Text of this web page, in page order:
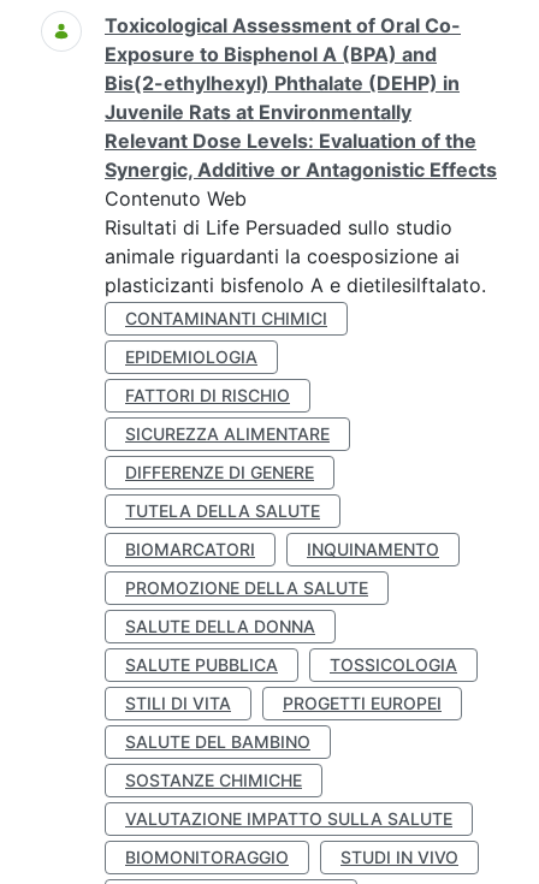
Toxicological Assessment of Oral Co-
Exposure to Bisphenol A (BPA) and
Bis(2-ethylhexyl) Phthalate (DEHP) in
Juvenile Rats at Environmentally
Relevant Dose Levels: Evaluation of the
Synergic, Additive or Antagonistic Effects
Contenuto Web
Risultati di Life Persuaded sullo studio
animale riguardanti la coesposizione ai
plasticizanti bisfenolo A e dietilesilftalato.
CONTAMINANTI CHIMICI
EPIDEMIOLOGIA
FATTORI DI RISCHIO
SICUREZZA ALIMENTARE
DIFFERENZE DI GENERE
TUTELA DELLA SALUTE
BIOMARCATORI
INQUINAMENTO
PROMOZIONE DELLA SALUTE
SALUTE DELLA DONNA
SALUTE PUBBLICA
TOSSICOLOGIA
STILI DI VITA
PROGETTI EUROPEI
SALUTE DEL BAMBINO
SOSTANZE CHIMICHE
VALUTAZIONE IMPATTO SULLA SALUTE
BIOMONITORAGGIO
STUDI IN VIVO